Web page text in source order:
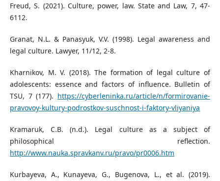
Freud, S. (2021). Culture, power, law. State and Law, 7, 47-
6112.
Granat, N.L. & Panasyuk, V.V. (1998). Legal awareness and
legal culture. Lawyer, 11/12, 2-8.
Kharnikov, M. V. (2018). The formation of legal culture of
adolescents: essence and factors of influence. Bulletin of
TSU, 7 (177). https://cyberleninka.ru/article/n/formirovanie-
pravovoy-kultury-podrostkov-suschnost-i-faktory-vliyaniya
Kramaruk, C.B. (n.d.). Legal culture as a subject of
philosophical reflection.
http://www.nauka.spravkanv.ru/pravo/pr0006.htm
Kurbayeva, A., Kunayeva, G., Bugenova, L., et al. (2019).